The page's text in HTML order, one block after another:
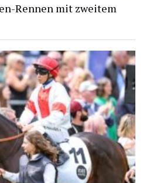
Rennen mit zweitem